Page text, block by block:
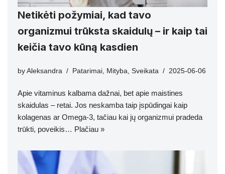
Netikėti požymiai, kad tavo
organizmui trūksta skaidulų – ir kaip tai
keičia tavo kūną kasdien
by Aleksandra Patarimai, Mityba, Sveikata 2025-06-06
Apie vitaminus kalbama dažnai, bet apie maistines
skaidulas – retai. Jos neskamba taip įspūdingai kaip
kolagenas ar Omega-3, tačiau kai jų organizmui pradeda
trūkti, poveikis… Plačiau »